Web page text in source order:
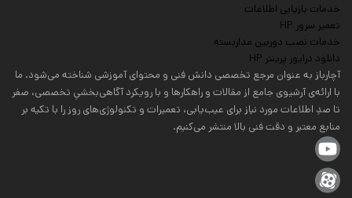
خدمات بازیابی اطلاعات
تعمیر سرور HP
خدمات نصب دوربین مداربسته
دانلود درایور پرینتر HP
آچارباز به عنوان مرجع تخصصی دانش فنی و محتوای آموزشی شناخته می‌شود. ما
با ارائه‌ی آرشیوی جامع از مقالات و راهکارها و با رویکرد آگاهی‌بخشیِ تخصصی، صفر
تا صدِ اطلاعات مورد نیاز برای عیب‌یابی، تعمیرات و تکنولوژی‌های روز را با تکیه بر
منابع معتبر و دقت فنی بالا منتشر می‌کنیم.